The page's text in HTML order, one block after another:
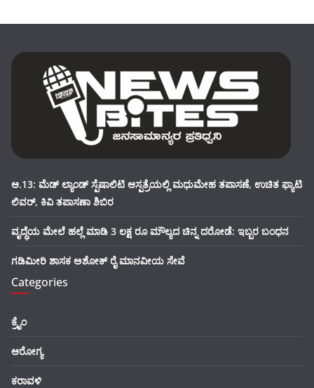
ಆ.13: ಮೆಡ್ ಲ್ಯಾಂಡ್ ಸ್ಪೆಷಾಲಿಟಿ ಆಸ್ಪತ್ರೆಯಲ್ಲಿ ಮಧುಮೇಹ ತಪಾಸಣೆ, ಉಚಿತ ಫ್ಯಾಟಿ
ಲಿವರ್, ಕಿವಿ ತಪಾಸಣಾ ಶಿಬಿರ
ವೃದ್ಧೆಯ ಮೇಲೆ ಹಲ್ಲೆ ಮಾಡಿ 3 ಲಕ್ಷ ರೂ ಮೌಲ್ಯದ ಚಿನ್ನ ದರೋಡೆ: ಇಬ್ಬರ ಬಂಧನ
ಗಡಿಮೀರಿ ಶಾಸಕ ಅಶೋಕ್ ರೈ ಮಾನವೀಯ ಸೇವೆ
Categories
ಕ್ರೈಂ
ಆರೋಗ್ಯ
ಕರಾವಳಿ